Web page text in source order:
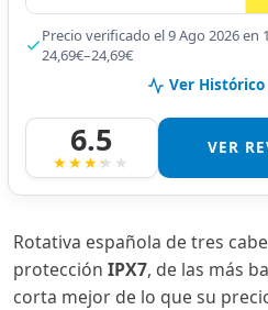
Precio verificado el 9 Ago 2026 en
24,69€–24,69€
Ver Histórico
6.5 VER
Rotativa española de tres
protección IPX7, de las más
corta mejor de lo que su